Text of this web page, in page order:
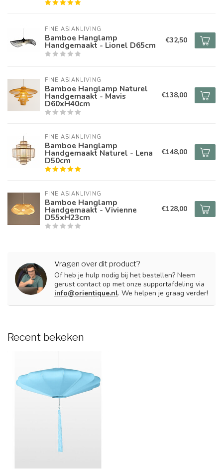
FINE ASIANLIVING
Bamboe Hanglamp
Handgemaakt - Lionel D65cm €32,50
FINE ASIANLIVING
Bamboe Hanglamp Naturel
Handgemaakt - Mavis
D60xH40cm
€138,00
FINE ASIANLIVING
Bamboe Hanglamp
Handgemaakt Naturel - Lena
D50cm
€148,00
FINE ASIANLIVING
Bamboe Hanglamp
Handgemaakt - Vivienne
D55xH23cm
€128,00
Vragen over dit product?
Of heb je hulp nodig bij het bestellen? Neem
gerust contact op met onze supportafdeling via
info@orientique.nl. We helpen je graag verder!
Recent bekeken